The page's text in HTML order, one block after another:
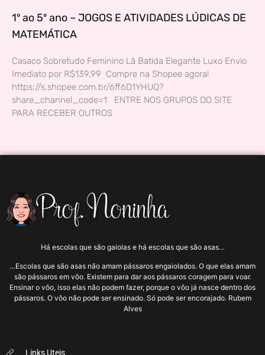
1º ao 5º ano – JOGOS E ATIVIDADES LÚDICAS DE
MATEMÁTICA
Casaco Sobretudo Feminino Lã Batida Elegante Luxo Envio
Imediato por R$139,99 Compre na Shopee agora!
https://s.shopee.com.br/6ff6D1YHUQ?
share_channel_code=1 ENTRE NOS GRUPOS DO SITE
PARA RECEBER OUTROS
Há escolas que são gaiolas e há escolas que são asas…
…Escolas que são asas não amam pássaros engaiolados. O que elas amam
são pássaros em vôo. Existem para dar aos pássaros coragem para voar.
Ensinar o vôo, isso elas não podem fazer, porque o vôo já nasce dentro dos
pássaros. O vôo não pode ser ensinado. Só pode ser encorajado. Rubem
Alves
Links Uteis